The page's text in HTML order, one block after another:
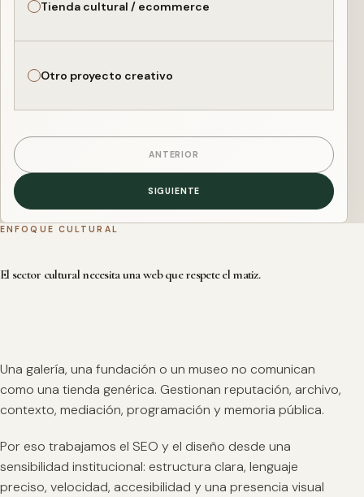
Tienda cultural / ecommerce
Otro proyecto creativo
ANTERIOR
SIGUIENTE
ENFOQUE CULTURAL
El sector cultural necesita una web que respete el matiz.
Una galería, una fundación o un museo no comunican
como una tienda genérica. Gestionan reputación, archivo,
contexto, mediación, programación y memoria pública.
Por eso trabajamos el SEO y el diseño desde una
sensibilidad institucional: estructura clara, lenguaje
preciso, velocidad, accesibilidad y una presencia visual